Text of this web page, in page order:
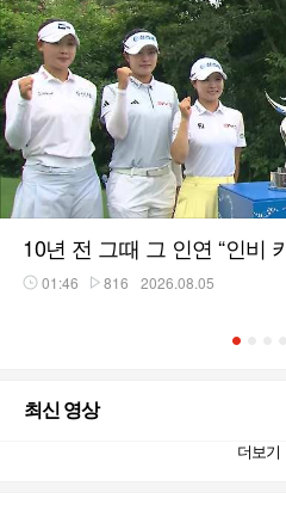
10년 전 그때 그 인연 “인비
01:46 816 2026.08.05
최신 영상
더보기